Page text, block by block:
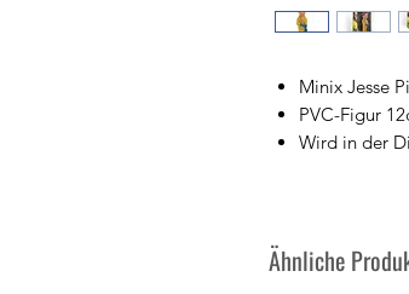
Minix Jesse
PVC-Figur
Wird in der
Ähnliche